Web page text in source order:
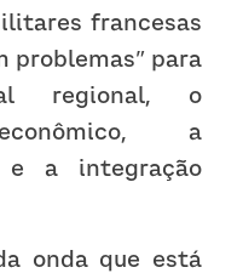
francesas
problemas” para
regional, o
a
e a integração
onda que está